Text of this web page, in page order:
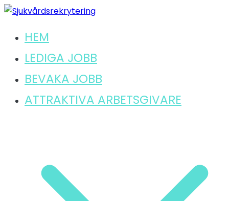
Hoppa
innehåll
Sjukvårdsrekrytering
Hitta ditt lediga jobb inom sjukvård
HEM
LEDIGA JOBB
BEVAKA JOBB
ATTRAKTIVA ARBETSGIVARE